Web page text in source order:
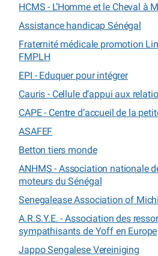
HCMS - L’Homme et le Cheval à
Assistance handicap Sénégal
Fraternité médicale promotion
FMPLH
EPI - Eduquer pour intégrer
Cauris - Cellule d’appui aux
CAPE - Centre d’accueil de la
ASAFEF
Betton tiers monde
ANHMS - Association nationale
moteurs du Sénégal
Senegalease Association of
A.R.S.Y.E. - Association des
sympathisants de Yoff en Europe
Jappo Sengalese Vereiniging